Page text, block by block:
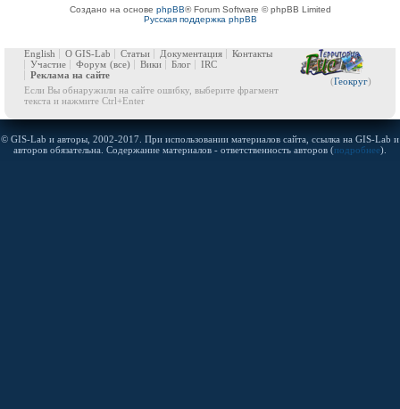
Создано на основе phpBB® Forum Software © phpBB Limited
Русская поддержка phpBB
(Геокруг)
English О GIS-Lab Статьи Документация
Контакты
Участие
Форум (все) Вики Блог
IRC
Реклама на сайте
Если Вы обнаружили на сайте ошибку, выберите фрагмент
текста и нажмите Ctrl+Enter
© GIS-Lab и авторы, 2002-2017. При использовании материалов сайта, ссылка на GIS-Lab и
авторов обязательна. Содержание материалов - ответственность авторов (подробнее).